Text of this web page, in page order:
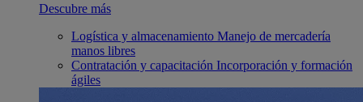
Descubre más
Logística y almacenamiento Manejo de mercadería
manos libres
Contratación y capacitación Incorporación y formación
ágiles